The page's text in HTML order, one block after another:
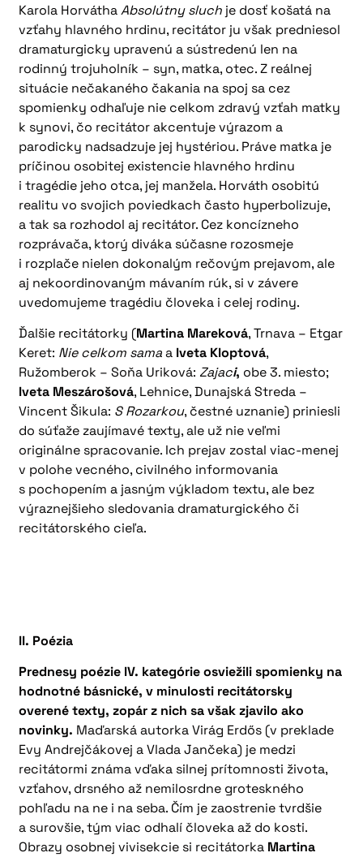
Karola HorváthaAbsolútny sluch je dosť košatá na
vzťahy hlavného hrdinu, recitátor ju však predniesol
dramaturgicky upravenú a sústredenú len na
rodinný trojuholník – syn, matka, otec. Z reálnej
situácie nečakaného čakania na spoj sa cez
spomienky odhaľuje nie celkom zdravý vzťah matky
k synovi, čo recitátor akcentuje výrazom a
parodicky nadsadzuje jej hystériou. Práve matka je
príčinou osobitej existencie hlavného hrdinu
i tragédie jeho otca, jej manžela. Horváth osobitú
realitu vo svojich poviedkach často hyperbolizuje,
a tak sa rozhodol aj recitátor. Cez koncízneho
rozprávača, ktorý diváka súčasne rozosmeje
i rozplače nielen dokonalým rečovým prejavom, ale
aj nekoordinovaným mávaním rúk, si v závere
uvedomujeme tragédiu človeka i celej rodiny.
Ďalšie recitátorky (Martina Mareková, Trnava – Etgar
Keret: Nie celkom samaa Iveta Kloptová,
Ružomberok – Soňa Uriková: Zajaci, obe 3. miesto;
Iveta Meszárošová, Lehnice, Dunajská Streda –
Vincent Šikula: S Rozarkou, čestné uznanie) priniesli
do súťaže zaujímavé texty, ale už nie veľmi
originálne spracovanie. Ich prejav zostal viac-menej
v polohe vecného, civilného informovania
s pochopením a jasným výkladom textu, ale bez
výraznejšieho sledovania dramaturgického či
recitátorského cieľa.
II. Poézia
Prednesy poézie IV. kategórie osviežili spomienky na
hodnotné básnické, v minulosti recitátorsky
overené texty, zopár z nich sa však zjavilo ako
novinky. Maďarská autorka Virág Erdős (v preklade
Evy Andrejčákovej a Vlada Jančeka) je medzi
recitátormi známa vďaka silnej prítomnosti života,
vzťahov, drsného až nemilosrdne groteskného
pohľadu na ne i na seba. Čím je zaostrenie tvrdšie
a surovšie, tým viac odhalí človeka až do kosti.
Obrazy osobnej vivisekcie si recitátorka Martina